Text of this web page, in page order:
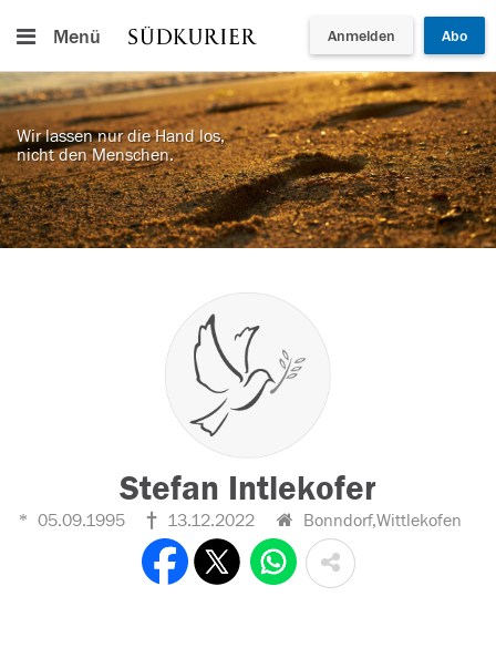
Menü Anmelden Abo
Wir lassen nur die Hand los,
nicht den Menschen.
Stefan Intlekofer
05.09.1995 13.12.2022 Bonndorf,Wittlekofen